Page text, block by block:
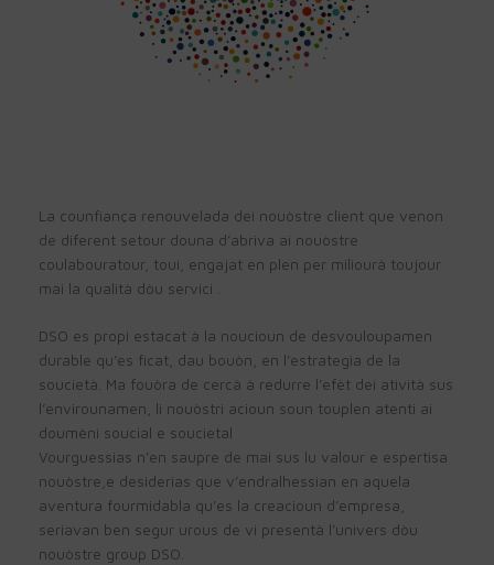
La counfiança renouvelada dei nouòstre client que venon
de diferent setour douna d’abriva ai nouòstre
coulabouratour, toui, engajat en plen per miliourà toujour
mai la qualità dòu servici .
DSO es propi estacat à la noucioun de desvouloupamen
durable qu’es ficat, dau bouòn, en l’estrategìa de la
soucietà. Ma fouòra de cercà à redurre l’efèt dei atività sus
l’envirounamen, li nouòstri acioun soun touplen atenti ai
doumèni soucial e soucietal
Vourguessias n’en saupre de mai sus lu valour e espertisa
nouòstre,e desiderias que v’endralhessian en aquela
aventura fourmidabla qu’es la creacioun d’empresa,
seriavan ben segur urous de vi presentà l’univers dòu
nouòstre group DSO.